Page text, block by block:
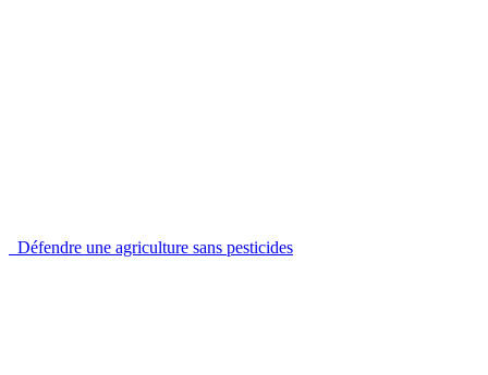
Défendre une agriculture sans pesticides